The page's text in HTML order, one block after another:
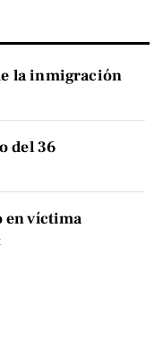
la inmigración
del 36
en víctima